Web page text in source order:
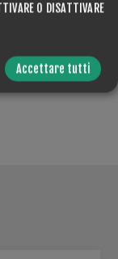
O DISATTIVARE
Accettare tutti